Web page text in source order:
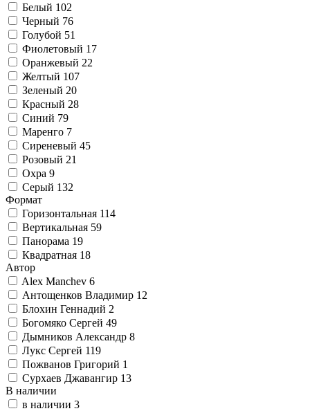
Белый 102
Черный 76
Голубой 51
Фиолетовый 17
Оранжевый 22
Желтый 107
Зеленый 20
Красный 28
Синий 79
Маренго 7
Сиреневый 45
Розовый 21
Охра 9
Серый 132
Формат
Горизонтальная 114
Вертикальная 59
Панорама 19
Квадратная 18
Автор
Alex Manchev 6
Антощенков Владимир 12
Блохин Геннадий 2
Богомяко Сергей 49
Дымников Александр 8
Лукс Сергей 119
Пожванов Григорий 1
Сурхаев Джавангир 13
В наличии
в наличии 3